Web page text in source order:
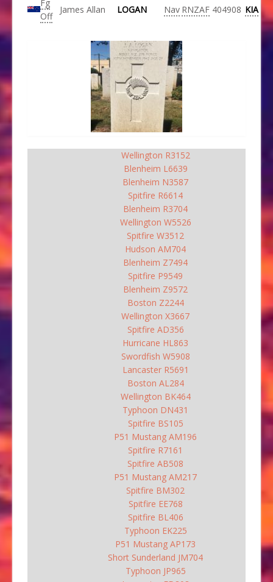
Fg
Off
James Allan LOGAN Nav RNZAF 404908 KIA
Wellington R3152
Blenheim L6639
Blenheim N3587
Spitfire R6614
Blenheim R3704
Wellington W5526
Spitfire W3512
Hudson AM704
Blenheim Z7494
Spitfire P9549
Blenheim Z9572
Boston Z2244
Wellington X3667
Spitfire AD356
Hurricane HL863
Swordfish W5908
Lancaster R5691
Boston AL284
Wellington BK464
Typhoon DN431
Spitfire BS105
P51 Mustang AM196
Spitfire R7161
Spitfire AB508
P51 Mustang AM217
Spitfire BM302
Spitfire EE768
Spitfire BL406
Typhoon EK225
P51 Mustang AP173
Short Sunderland JM704
Typhoon JP965